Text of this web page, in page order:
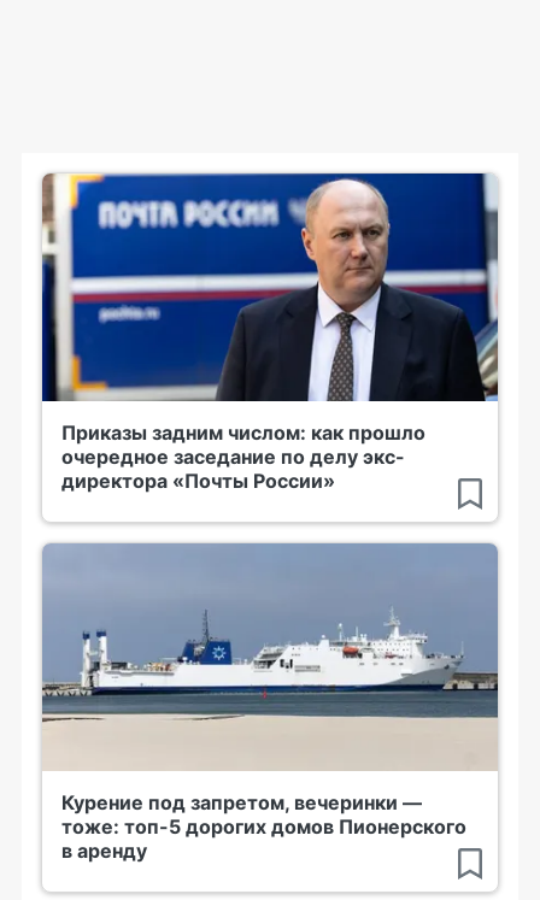
Приказы задним числом: как прошло
очередное заседание по делу экс-
директора «Почты России»
Курение под запретом, вечеринки —
тоже: топ-5 дорогих домов Пионерского
в аренду